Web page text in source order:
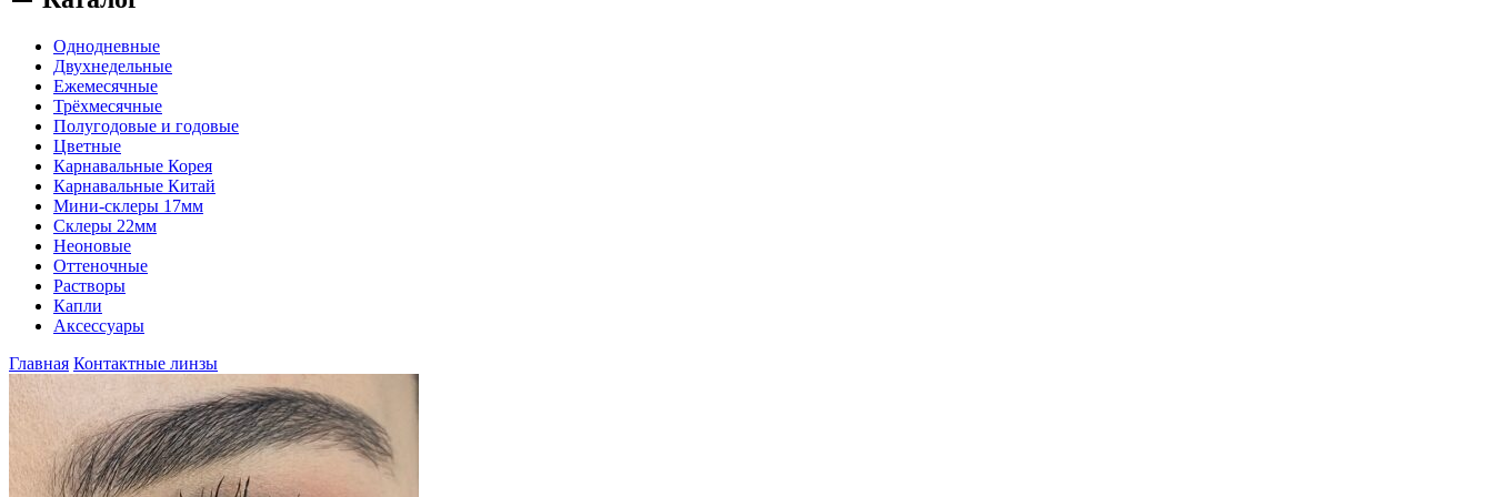
Однодневные
Двухнедельные
Ежемесячные
Трёхмесячные
Полугодовые и годовые
Цветные
Карнавальные Корея
Карнавальные Китай
Мини-склеры 17мм
Склеры 22мм
Неоновые
Оттеночные
Растворы
Капли
Аксессуары
Главная Контактные линзы